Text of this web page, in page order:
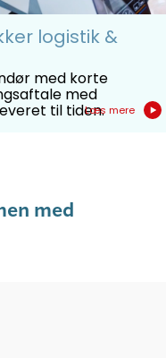
logistik &
med korte
med
til tiden.Læs mere
med